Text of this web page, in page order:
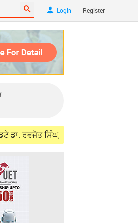
Login | Register
ਸਿੰਘ, ਵਿਦੇਸ਼ ਮੰਤਰੀ ਜੈਸ਼ੰਕਰ ਨਾਲ ਮੁਲਾਕਾਤ